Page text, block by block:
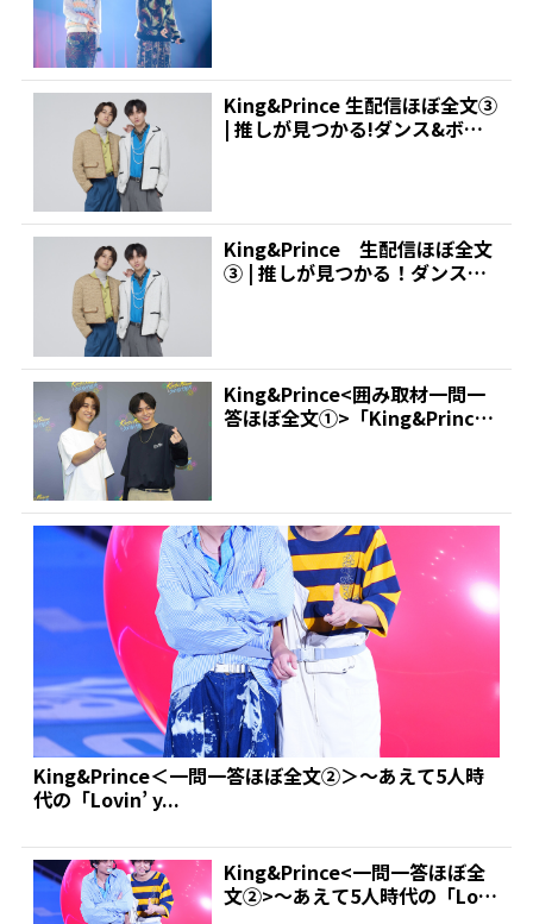
King&Prince 生配信ほぼ全文③
| 推しが見つかる!ダンス&ボー
King&Prince 生配信ほぼ全文
③ | 推しが見つかる！ダンス＆
King&Prince<囲み取材一問一
答ほぼ全文①>「King&Prince
King&Prince＜一問一答ほぼ全文②＞～あえて5人時
代の「Lovin’ y...
King&Prince<一問一答ほぼ全
文②>～あえて5人時代の「Lovi